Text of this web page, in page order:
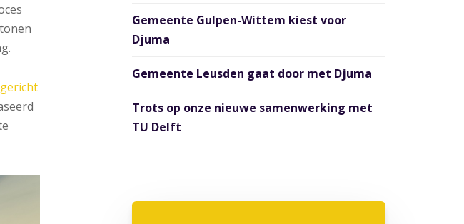
Gemeente Gulpen-Wittem kiest voor
Djuma
Gemeente Leusden gaat door met Djuma
Trots op onze nieuwe samenwerking met
TU Delft